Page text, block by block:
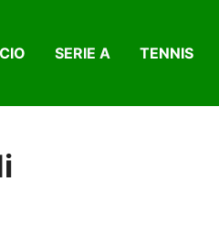
SERIE A TENNIS